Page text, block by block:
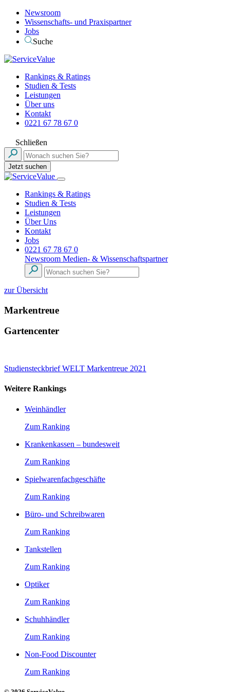
Newsroom
Wissenschafts- und Praxispartner
Jobs
Suche
Rankings & Ratings
Studien & Tests
Leistungen
Über uns
Kontakt
0221 67 78 67 0
Schließen
Jetzt suchen
Rankings & Ratings
Studien & Tests
Leistungen
Über Uns
Kontakt
Jobs
0221 67 78 67 0
Newsroom Medien- & Wissenschaftspartner
zur Übersicht
Markentreue
Gartencenter
Studiensteckbrief WELT Markentreue 2021
Weitere Rankings
Weinhändler
Zum Ranking
Krankenkassen – bundesweit
Zum Ranking
Spielwarenfachgeschäfte
Zum Ranking
Büro- und Schreibwaren
Zum Ranking
Tankstellen
Zum Ranking
Optiker
Zum Ranking
Schuhhändler
Zum Ranking
Non-Food Discounter
Zum Ranking